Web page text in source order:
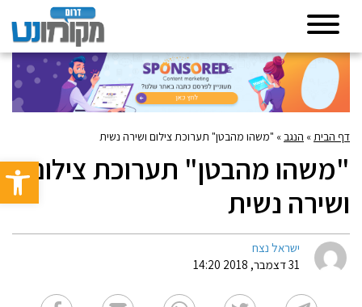
פתח
דף הבית» הנגב» "משהו מהבטן" תערוכת צילום ושירה נשית
"משהו מהבטן" תערוכת צילום
ושירה נשית
ישראל נצח
31 דצמבר, 2018 14:20